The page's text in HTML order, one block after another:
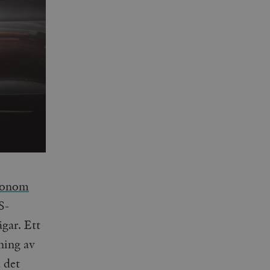
Ett
av
det